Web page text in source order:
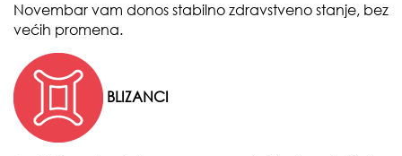
Novembar vam donos stabilno zdravstveno stanje, bez
većih promena.
BLIZANCI